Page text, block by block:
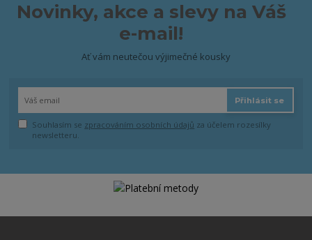
Novinky, akce a slevy na Váš
e-mail!
Ať vám neutečou výjimečné kousky
Přihlásit se
Souhlasím se zpracováním osobních údajů za účelem rozesílky
newsletteru.